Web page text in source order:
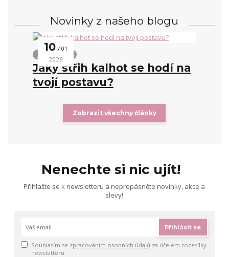
Novinky z našeho blogu
10 01
2026
Jaký střih kalhot se hodí na
tvojí postavu?
Zobrazit všechny články
Nenechte si nic ujít!
Přihlašte se k newsletteru a nepropásněte novinky, akce a
slevy!
Přihlásit se
Souhlasím se zpracováním osobních údajů za účelem rozesílky
newsletteru.